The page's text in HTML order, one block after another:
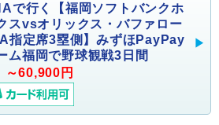
で行く【福岡ソフトバンクホ
スvsオリックス・バファロー
指定席3塁側】みずほPayPay
ム福岡で野球観戦3日間
～60,900円